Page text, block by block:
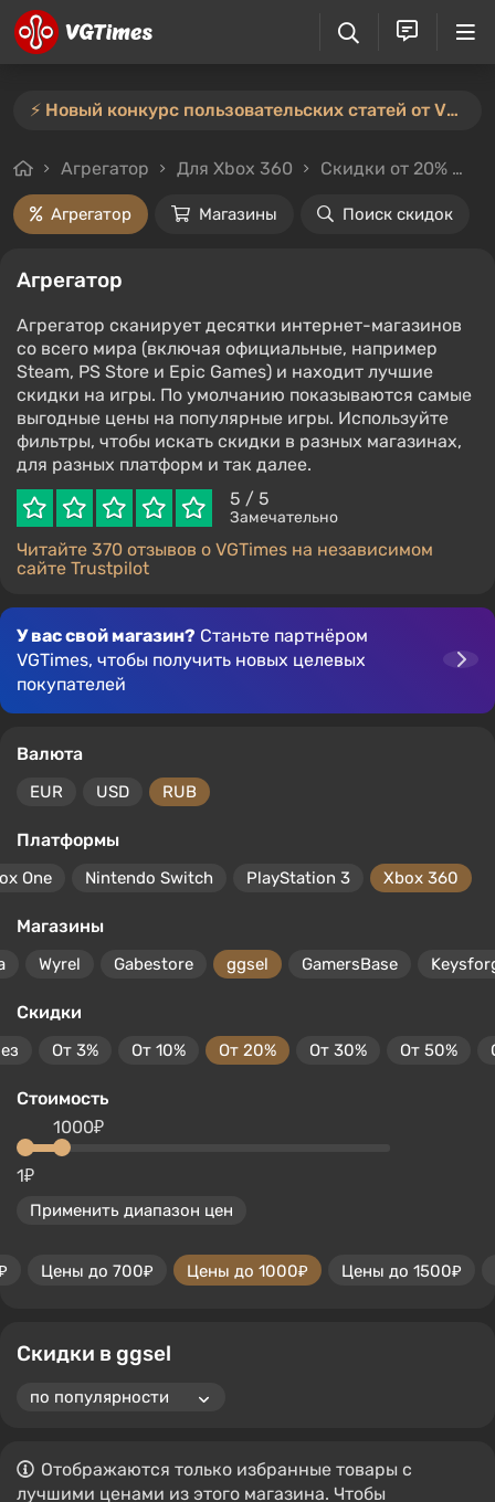
⚡️ Новый конкурс пользовательских статей от VGTimes — участвуйте тут ⚡️
Агрегатор Для Xbox 360 Скидки от 20%
Агрегатор Магазины Поиск скидок
Агрегатор
Агрегатор сканирует десятки интернет-магазинов
со всего мира (включая официальные, например
Steam, PS Store и Epic Games) и находит лучшие
скидки на игры. По умолчанию показываются самые
выгодные цены на популярные игры. Используйте
фильтры, чтобы искать скидки в разных магазинах,
для разных платформ и так далее.
5 / 5
Замечательно
Читайте 370 отзывов о VGTimes на независимом
сайте Trustpilot
У вас свой магазин? Станьте партнёром
VGTimes, чтобы получить новых целевых
покупателей
Валюта
EUR USD RUB
Платформы
One Nintendo Switch PlayStation 3 Xbox 360
Магазины
Wyrel Gabestore ggsel GamersBase
Скидки
От 3% От 10% От 20% От 30% От 50%
Стоимость
1₽
1000₽
Применить диапазон цен
Цены до 700₽ Цены до 1000₽ Цены до 1500₽
Скидки в ggsel
Отображаются только избранные товары с
лучшими ценами из этого магазина. Чтобы